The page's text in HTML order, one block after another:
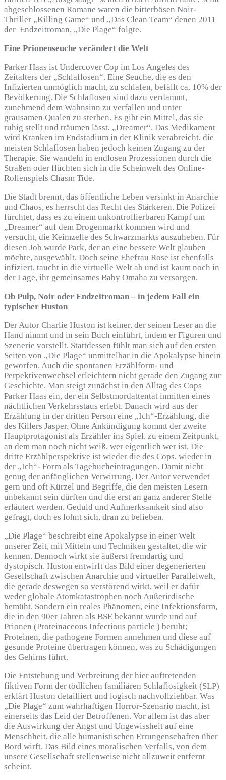
abgeschlossenen Romane waren die bitterbösen Noir-
Thriller „Killing Game“ und „Das Clean Team“ denen 2011
der Endzeitroman, „Die Plage“ folgte.
Eine Prionenseuche verändert die Welt
Parker Haas ist Undercover Cop im Los Angeles des
Zeitalters der „Schlaflosen“. Eine Seuche, die es den
Infizierten unmöglich macht, zu schlafen, befällt ca. 10% der
Bevölkerung. Die Schlaflosen sind dazu verdammt,
zunehmend dem Wahnsinn zu verfallen und unter
grausamen Qualen zu sterben. Es gibt ein Mittel, das sie
ruhig stellt und träumen lässt, „Dreamer“. Das Medikament
wird Kranken im Endstadium in der Klinik verabreicht, die
meisten Schlaflosen haben jedoch keinen Zugang zu der
Therapie. Sie wandeln in endlosen Prozessionen durch die
Straßen oder flüchten sich in die Scheinwelt des Online-
Rollenspiels Chasm Tide.
Die Stadt brennt, das öffentliche Leben versinkt in Anarchie
und Chaos, es herrscht das Recht des Stärkeren. Die Polizei
fürchtet, dass es zu einem unkontrollierbaren Kampf um
„Dreamer“ auf dem Drogenmarkt kommen wird und
versucht, die Keimzelle des Schwarzmarkts auszuheben. Für
diesen Job wurde Park, der an eine bessere Welt glauben
möchte, ausgewählt. Doch seine Ehefrau Rose ist ebenfalls
infiziert, taucht in die virtuelle Welt ab und ist kaum noch in
der Lage, ihr gemeinsames Baby Omaha zu versorgen.
Ob Pulp, Noir oder Endzeitroman – in jedem Fall ein
typischer Huston
Der Autor Charlie Huston ist keiner, der seinen Leser an die
Hand nimmt und in sein Buch einführt, indem er Figuren und
Szenerie vorstellt. Stattdessen fühlt man sich auf den ersten
Seiten von „Die Plage“ unmittelbar in die Apokalypse hinein
geworfen. Auch die spontanen Erzählform- und
Perpektivenwechsel erleichtern nicht gerade den Zugang zur
Geschichte. Man steigt zunächst in den Alltag des Cops
Parker Haas ein, der ein Selbstmordattentat inmitten eines
nächtlichen Verkehrsstaus erlebt. Danach wird aus der
Erzählung in der dritten Person eine „Ich“-Erzählung, die
des Killers Jasper. Ohne Ankündigung kommt der zweite
Hauptprotagonist als Erzähler ins Spiel, zu einem Zeitpunkt,
an dem man noch nicht weiß, wer eigentlich wer ist. Die
dritte Erzählperspektive ist wieder die des Cops, wieder in
der „Ich“- Form als Tagebucheintragungen. Damit nicht
genug der anfänglichen Verwirrung. Der Autor verwendet
gern und oft Kürzel und Begriffe, die den meisten Lesern
unbekannt sein dürften und die erst an ganz anderer Stelle
erläutert werden. Geduld und Aufmerksamkeit sind also
gefragt, doch es lohnt sich, dran zu belieben.
„Die Plage“ beschreibt eine Apokalypse in einer Welt
unserer Zeit, mit Mitteln und Techniken gestaltet, die wir
kennen. Dennoch wirkt sie äußerst fremdartig und
dystopisch. Huston entwirft das Bild einer degenerierten
Gesellschaft zwischen Anarchie und virtueller Parallelwelt,
die gerade deswegen so verstörend wirkt, weil er dafür
weder globale Atomkatastrophen noch Außerirdische
bemüht. Sondern ein reales Phänomen, eine Infektionsform,
die in den 90er Jahren als BSE bekannt wurde und auf
Prionen (Proteinaceous Infectious particle ) beruht;
Proteinen, die pathogene Formen annehmen und diese auf
gesunde Proteine übertragen können, was zu Schädigungen
des Gehirns führt.
Die Entstehung und Verbreitung der hier auftretenden
fiktiven Form der tödlichen familiären Schlaflosigkeit (SLP)
erklärt Huston detailliert und logisch nachvollziehbar. Was
„Die Plage“ zum wahrhaftigen Horror-Szenario macht, ist
einerseits das Leid der Betroffenen. Vor allem ist das aber
die Auswirkung der Angst und Ungewissheit auf eine
Menschheit, die alle humanistischen Errungenschaften über
Bord wirft. Das Bild eines moralischen Verfalls, von dem
unsere Gesellschaft stellenweise nicht allzuweit entfernt
scheint.